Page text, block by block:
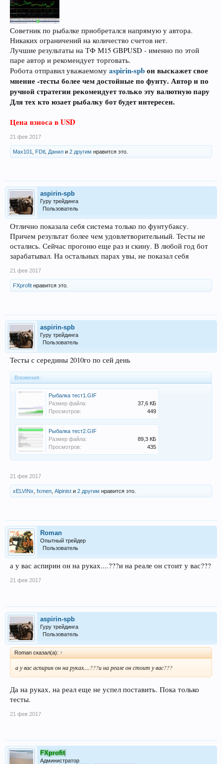
Советник по рыбалке приобретался напрямую у автора.
Никаких ограничений на количество счетов нет.
Лучшие результаты на ТФ М15 GBPUSD - именно по этой
паре автор и рекомендует торговать.
Робота отправил уважаемому aspirin-spbон выскажет свое
мнение -тесты более чем достойные по фунту. Автор и по
ручной стратегии рекомендует только эту валютную пару
Для тех кто юзает рыбалку бот будет интересен.
Цена взноса в USD
21 фев 2017
Max101 FDtl Данил и 2 другим нравится это.
aspirin-spb
Гуру трейдинга
Пользователь
Отлично показала себя система только по фунтубаксу.
Причем результат более чем удовлетворительный. Тесты не
остались. Сейчас прогоню еще раз и скину. В любой год бот
зарабатывал. На остальных парах увы, не показал себя
21 фев 2017
FXprofit нравится это.
aspirin-spb
Гуру трейдинга
Пользователь
Тесты с середины 2010го по сей день
Вложения:
Рыбалка тест1.GIF
Размер файла:
37,6 КБ
Просмотров:
449
Рыбалка тест2.GIF
Размер файла:
89,3 КБ
Просмотров:
435
21 фев 2017
xELVINx fxmen Alpinist и 2 другим нравится это.
Roman
Опытный трейдер
Пользователь
а у вас аспирин он на руках....???и на реале он стоит у вас???
21 фев 2017
aspirin-spb
Гуру трейдинга
Пользователь
Roman сказал(а): ↑
а у вас аспирин он на руках....???и на реале он стоит у вас???
Да на руках, на реал еще не успел поставить. Пока только
тесты.
21 фев 2017
FXprofit
Администратор